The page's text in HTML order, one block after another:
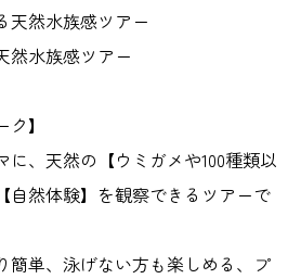
天然水族感ツアー
然水族感ツアー
】
に、天然の【ウミガメや100種類以
自然体験】を観察できるツアーで
簡単、泳げない方も楽しめる、プ